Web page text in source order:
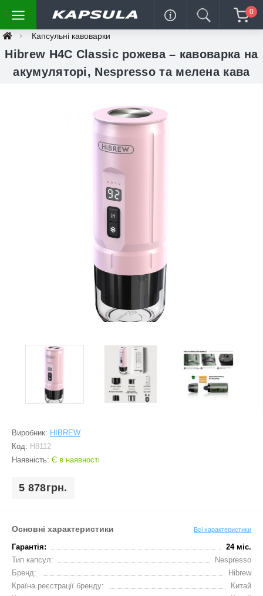
0
Капсульні кавоварки
Hibrew H4C Classic рожева – кавоварка на
акумуляторі, Nespresso та мелена кава
Виробник: HIBREW
Код: H8112
Наявність: Є в наявності
5 878грн.
Основні характеристики Всі характеристики
Гарантія:
24 міс.
Тип капсул:
Nespresso
Бренд:
Hibrew
Країна реєстрації бренду:
Китай